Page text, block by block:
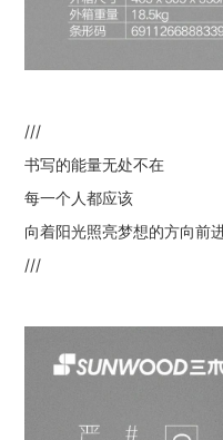
///
书写的能量无处不在
每一个人都应该
向着阳光照亮梦想的方向前
///